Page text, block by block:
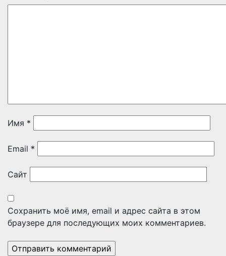
Имя *
Email *
Сайт
Сохранить моё имя, email и адрес сайта в этом
браузере для последующих моих комментариев.